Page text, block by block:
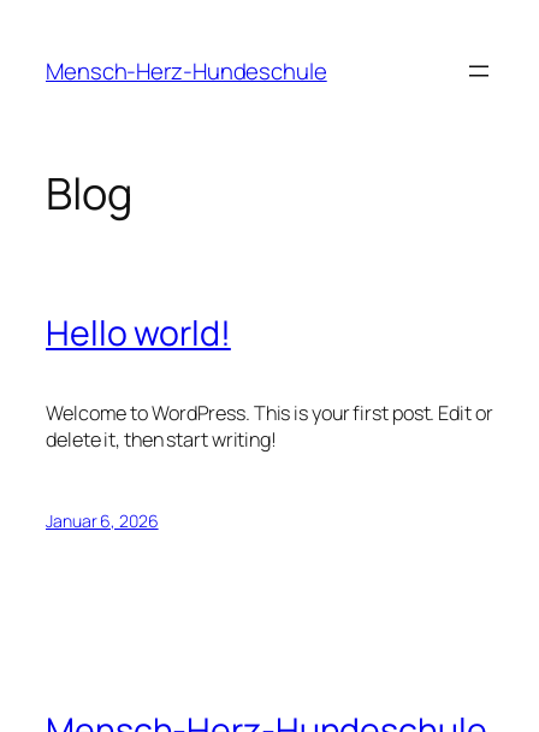
springen
Mensch-Herz-Hundeschule
Blog
Hello world!
Welcome to WordPress. This is your first post. Edit or
delete it, then start writing!
Januar 6, 2026